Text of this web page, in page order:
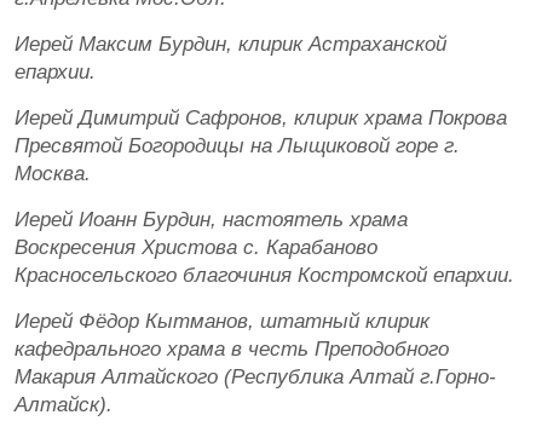
Иерей Максим Бурдин, клирик Астраханской
епархии.
Иерей Димитрий Сафронов, клирик храма Покрова
Пресвятой Богородицы на Лыщиковой горе г.
Москва.
Иерей Иоанн Бурдин, настоятель храма
Воскресения Христова с. Карабаново
Красносельского благочиния Костромской епархии.
Иерей Фёдор Кытманов, штатный клирик
кафедрального храма в честь Преподобного
Макария Алтайского (Республика Алтай г.Горно-
Алтайск).